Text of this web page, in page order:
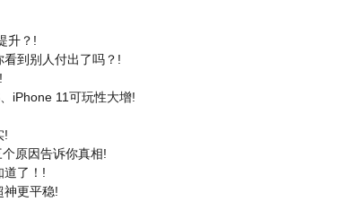
升？!
到别人付出了吗？!
iPhone 11可玩性大增!
!
原因告诉你真相!
道了！!
神更平稳!